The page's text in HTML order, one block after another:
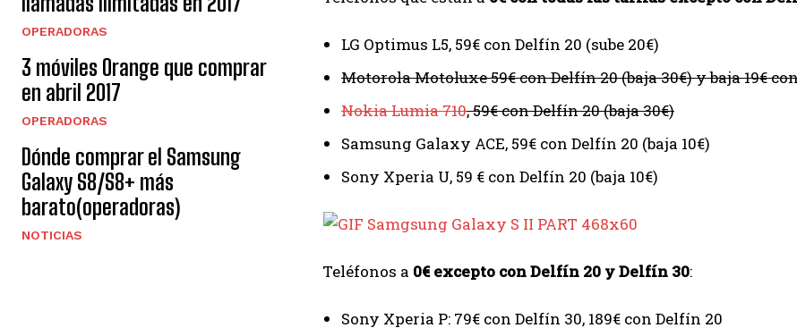
OPERADORAS
3 móviles Orange que comprar
en abril 2017
OPERADORAS
Dónde comprar el Samsung
Galaxy S8/S8+ más
barato(operadoras)
NOTICIAS
LG Optimus L5, 59€ con Delfín 20 (sube 20€)
Motorola Motoluxe 59€ con Delfín 20 (baja 30€) y baja 19€
Nokia Lumia 710, 59€ con Delfín 20 (baja 30€)
Samsung Galaxy ACE, 59€ con Delfín 20 (baja 10€)
Sony Xperia U, 59 € con Delfín 20 (baja 10€)
Teléfonos a 0€ excepto con Delfín 20 y Delfín 30:
Sony Xperia P: 79€ con Delfín 30, 189€ con Delfín 20